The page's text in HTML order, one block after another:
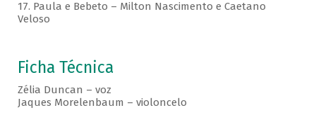
17. Paula e Bebeto – Milton Nascimento e Caetano
Veloso
Ficha Técnica
Zélia Duncan – voz
Jaques Morelenbaum – violoncelo